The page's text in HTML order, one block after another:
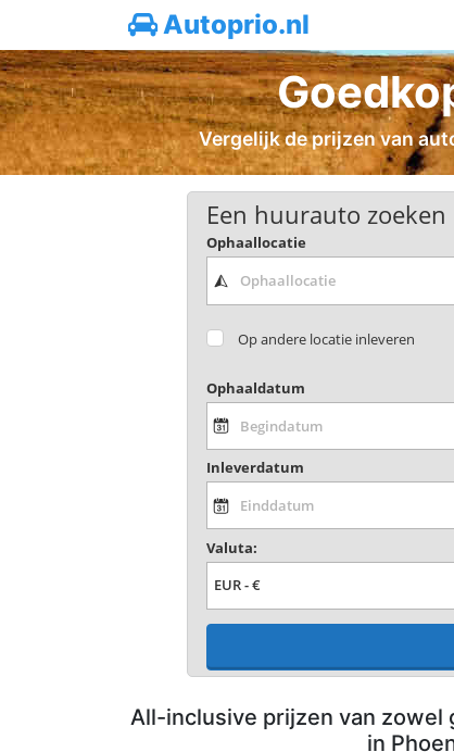
Autoprio.nl
Vergelijk de prijzen van
Een huurauto zoeken
Ophaallocatie
Op andere locatie inleveren
Ophaaldatum
Inleverdatum
Valuta:
All-inclusive prijzen van zowel
in